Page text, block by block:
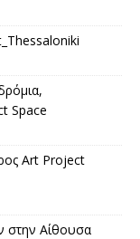
Space
Art Project
στην Αίθουσα